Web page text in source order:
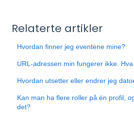
Relaterte artikler
Hvordan finner jeg eventene mine?
URL-adressen min fungerer ikke.
Hvordan utsetter eller endrer jeg
Kan man ha flere roller på én profil,
det?